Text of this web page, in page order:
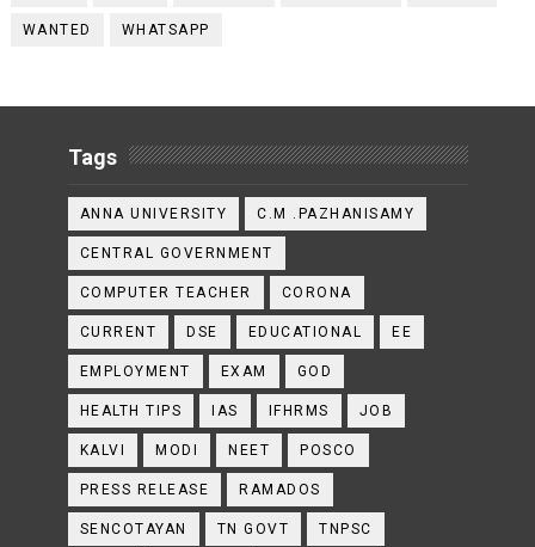
WANTED WHATSAPP
Tags
ANNA UNIVERSITY C.M .PAZHANISAMY
CENTRAL GOVERNMENT
COMPUTER TEACHER CORONA
CURRENT DSE EDUCATIONAL EE
EMPLOYMENT EXAM GOD
HEALTH TIPS IAS IFHRMS JOB
KALVI MODI NEET POSCO
PRESS RELEASE RAMADOS
SENCOTAYAN TN GOVT TNPSC